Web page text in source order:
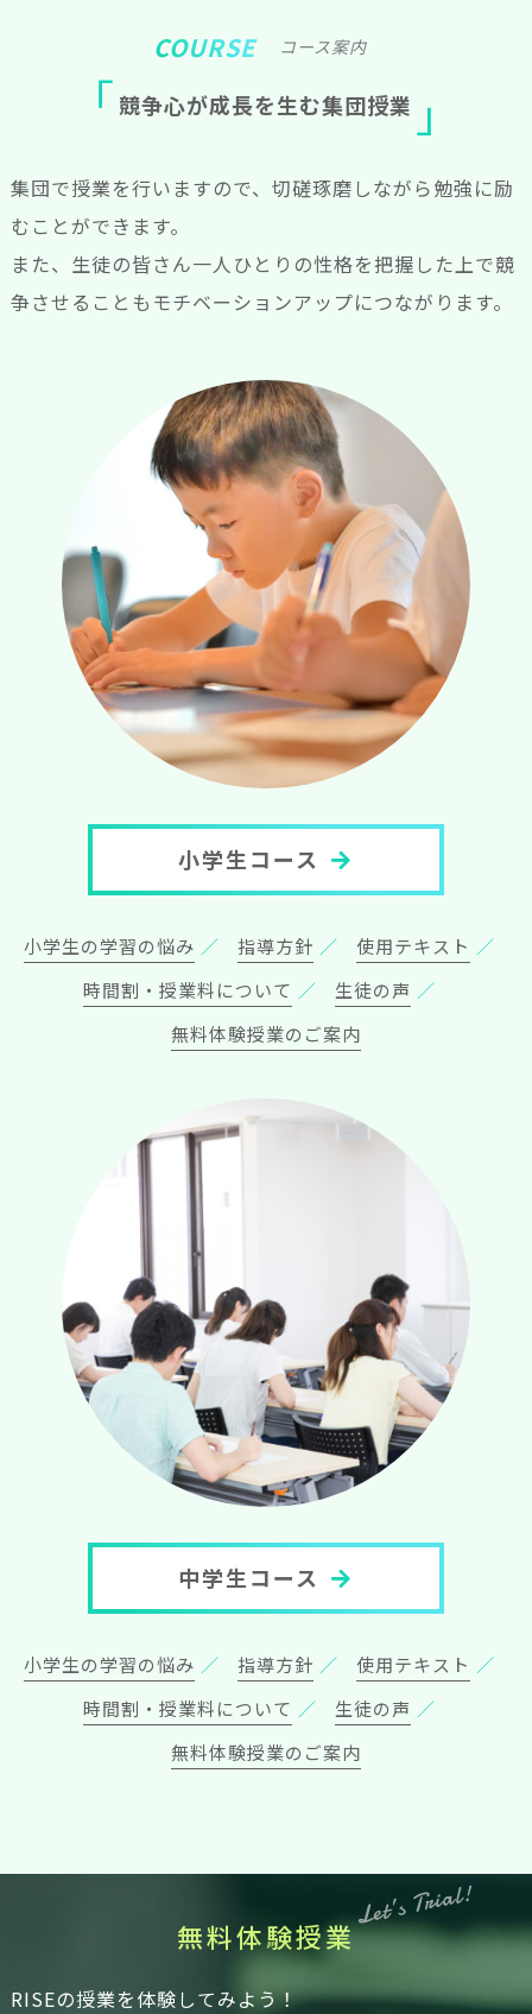
COURSE コース案内
競争心が成長を生む集団授業
集団で授業を行いますので、切磋琢磨しながら勉強に励
むことができます。
また、生徒の皆さん一人ひとりの性格を把握した上で競
争させることもモチベーションアップにつながります。
小学生コース
小学生の学習の悩み 指導方針
使用テキスト
時間割・授業料について
生徒の声
無料体験授業のご案内
中学生コース
小学生の学習の悩み 指導方針
使用テキスト
時間割・授業料について
生徒の声
無料体験授業のご案内
無料体験授業
Let’s Trial!
RISEの授業を体験してみよう！